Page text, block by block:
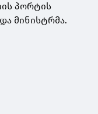
პორტის
მინისტრმა.